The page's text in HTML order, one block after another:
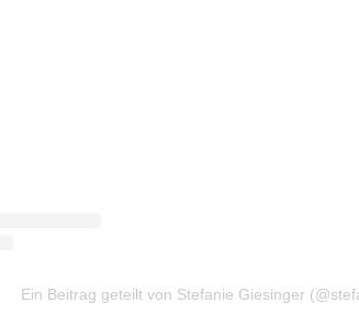
Ein Beitrag geteilt von Stefanie Giesinger